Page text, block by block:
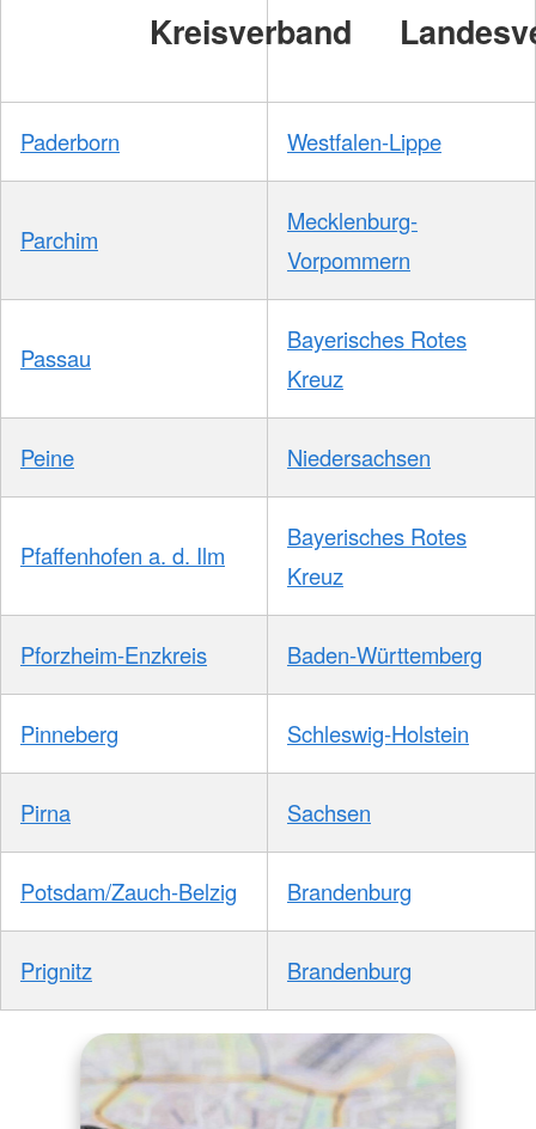
Kreisverband
Paderborn Westfalen-Lippe
Parchim
Mecklenburg-
Vorpommern
Passau
Bayerisches Rotes
Kreuz
Peine Niedersachsen
Pfaffenhofen a. d. Ilm
Bayerisches Rotes
Kreuz
Pforzheim-Enzkreis Baden-Württemberg
Pinneberg Schleswig-Holstein
Pirna Sachsen
Potsdam/Zauch-Belzig Brandenburg
Prignitz Brandenburg